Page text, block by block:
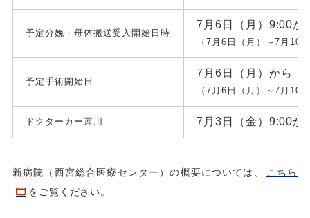
予定分娩・母体搬送受入開始日時
7月6日（月）9:00か
（7月6日（月）～7月10
予定手術開始日
7月6日（月）から
（7月6日（月）～7月10
ドクターカー運用 7月3日（金）9:00か
新病院（西宮総合医療センター）の概要については、
こちら
をご覧ください。